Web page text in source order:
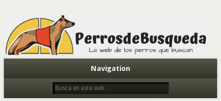
Todo sobre perros de búsqueda y detectores
Navigation